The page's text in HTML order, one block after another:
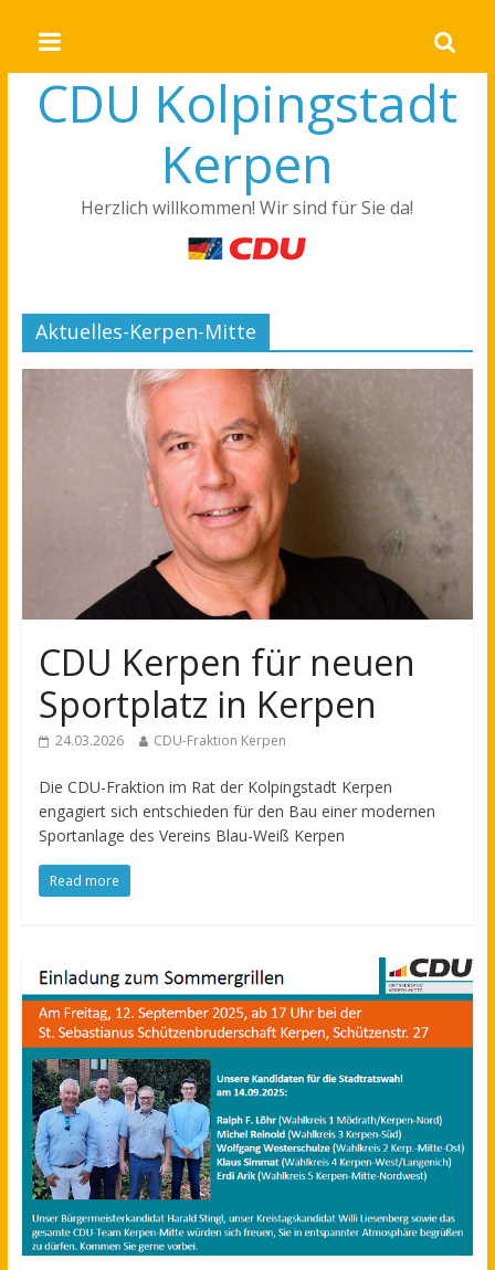
CDU Kolpingstadt
Kerpen
Herzlich willkommen! Wir sind für Sie da!
Aktuelles-Kerpen-Mitte
CDU Kerpen für neuen
Sportplatz in Kerpen
24.03.2026 CDU-Fraktion Kerpen
Die CDU-Fraktion im Rat der Kolpingstadt Kerpen
engagiert sich entschieden für den Bau einer modernen
Sportanlage des Vereins Blau-Weiß Kerpen
Read more